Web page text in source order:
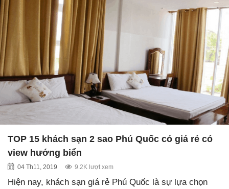
TOP 15 khách sạn 2 sao Phú Quốc có giá rẻ có
view hướng biển
04 Th11, 2019 9.2K lượt xem
Hiện nay, khách sạn giá rẻ Phú Quốc là sự lựa chọn